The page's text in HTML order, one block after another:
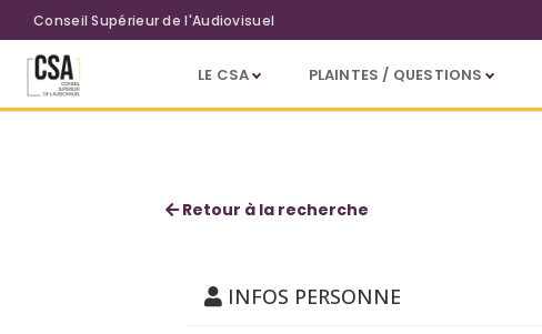
Aller au contenu principal
Conseil Supérieur de l'Audiovisuel
LE CSA PLAINTES / QUESTIONS
Carine Hougardy
Retour à la recherche
INFOS PERSONNE